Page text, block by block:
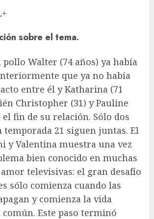
sobre el tema.
pollo Walter (74 años) ya había
que ya no había
entre él y Katharina (71
Christopher (31) y Pauline
el fin de su relación. Sólo dos
temporada 21 siguen juntas. El
y Valentina muestra una vez
bien conocido en muchas
televisivas: el gran desafío
sólo comienza cuando las
y comienza la vida
Este paso terminó